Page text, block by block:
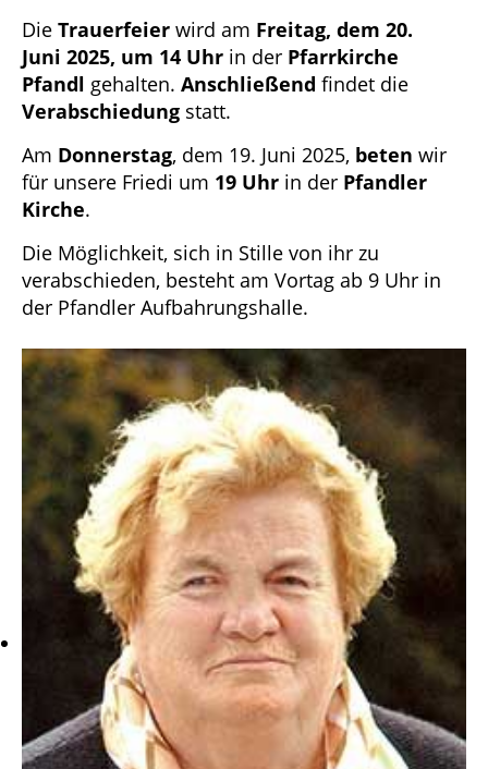
Die Trauerfeier wird am Freitag, dem 20.
Juni 2025, um 14 Uhr in der Pfarrkirche
Pfandl gehalten. Anschließend findet die
Verabschiedung statt.
Am Donnerstag, dem 19. Juni 2025, beten wir
für unsere Friedi um 19 Uhr in der Pfandler
Kirche.
Die Möglichkeit, sich in Stille von ihr zu
verabschieden, besteht am Vortag ab 9 Uhr in
der Pfandler Aufbahrungshalle.